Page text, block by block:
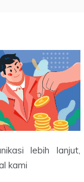
lebih lanjut,
kami